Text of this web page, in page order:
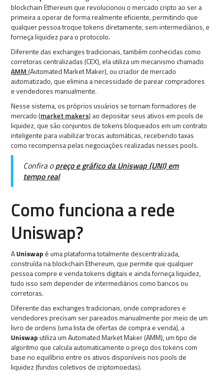
blockchain Ethereum que revolucionou o mercado cripto ao ser a
primeira a operar de forma realmente eficiente, permitindo que
qualquer pessoa troque tokens diretamente, sem intermediários, e
forneça liquidez para o protocolo.
Diferente das exchanges tradicionais, também conhecidas como
corretoras centralizadas (CEX), ela utiliza um mecanismo chamado
AMM (Automated Market Maker), ou criador de mercado
automatizado, que elimina a necessidade de parear compradores
e vendedores manualmente.
Nesse sistema, os próprios usuários se tornam formadores de
mercado (market makers) ao depositar seus ativos em pools de
liquidez, que são conjuntos de tokens bloqueados em um contrato
inteligente para viabilizar trocas automáticas, recebendo taxas
como recompensa pelas negociações realizadas nesses pools.
Confira opreço e gráfico da Uniswap (UNI) em
tempo real
Como funciona a rede
Uniswap?
AUniswap é uma plataforma totalmente descentralizada,
construída na blockchain Ethereum, que permite que qualquer
pessoa compre e venda tokens digitais e ainda forneça liquidez,
tudo isso sem depender de intermediários como bancos ou
corretoras.
Diferente das exchanges tradicionais, onde compradores e
vendedores precisam ser pareados manualmente por meio de um
livro de ordens (uma lista de ofertas de compra e venda), a
Uniswaputiliza um Automated Market Maker (AMM), um tipo de
algoritmo que calcula automaticamente o preço dos tokens com
base no equilíbrio entre os ativos disponíveis nos pools de
liquidez (fundos coletivos de criptomoedas).